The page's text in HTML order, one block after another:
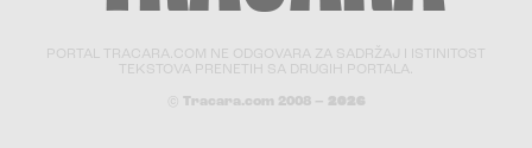
PORTAL TRACARA.COM NE ODGOVARA ZA SADRŽAJ I ISTINITOST
TEKSTOVA PRENETIH SA DRUGIH PORTALA.
© Tracara.com 2008 – 2026